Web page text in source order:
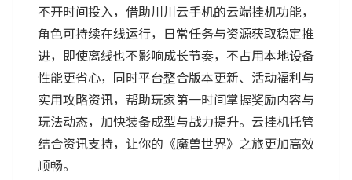
不开时间投入，借助川川云手机的云端挂机功能，
角色可持续在线运行，日常任务与资源获取稳定推
进，即使离线也不影响成长节奏，不占用本地设备
性能更省心，同时平台整合版本更新、活动福利与
实用攻略资讯，帮助玩家第一时间掌握奖励内容与
玩法动态，加快装备成型与战力提升。云挂机托管
结合资讯支持，让你的《魔兽世界》之旅更加高效
顺畅。